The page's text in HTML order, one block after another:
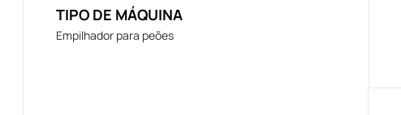
TIPO DE MÁQUINA
Empilhador para peões